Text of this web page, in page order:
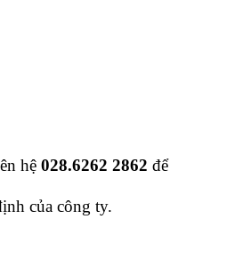
hệ 028.6262 2862 để
của công ty.